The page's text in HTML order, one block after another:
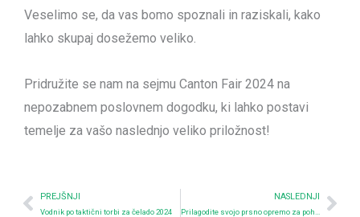
Veselimo se, da vas bomo spoznali in raziskali, kako
lahko skupaj dosežemo veliko.
Pridružite se nam na sejmu Canton Fair 2024 na
nepozabnem poslovnem dogodku, ki lahko postavi
temelje za vašo naslednjo veliko priložnost!
Prev
PREJŠNJI
Vodnik po taktični torbi za čelado 2024
NASLEDNJI